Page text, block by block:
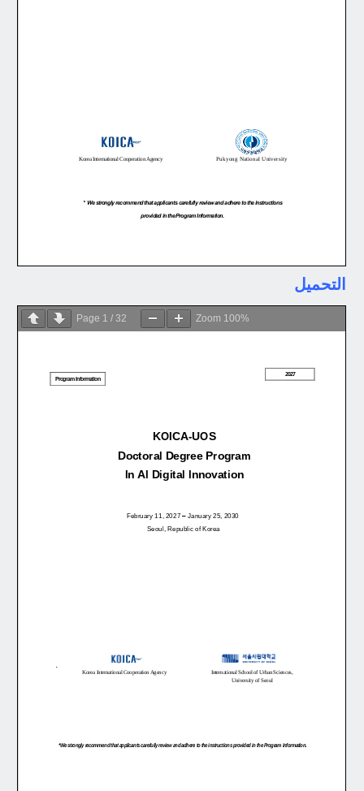
التحميل
Page 1 / 32 Zoom 100%